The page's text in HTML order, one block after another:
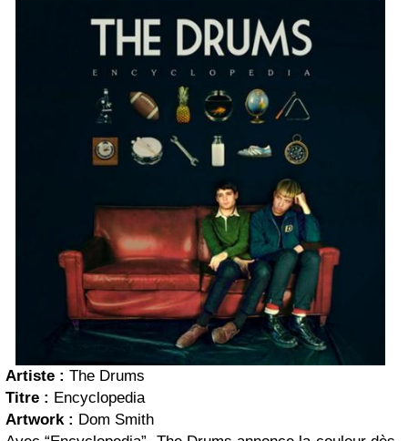
Artiste : The Drums
Titre : Encyclopedia
Artwork : Dom Smith